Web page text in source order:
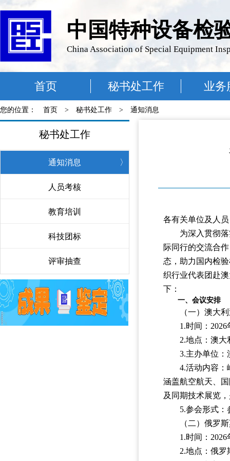
中国特种设备检
China Association of Special Equipment
首页 秘书处工作 业务
您的位置： 首页 > 秘书处工作 > 通知消息
秘书处工作
通知消息 〉
人员考核
教育培训
科技团标
评审抽查
各有关单位及人
为深入贯彻
际同行的交流合
态，助力国内检
织行业代表团赴
下：
一、会议安排
（一）澳大
1.时间：
2.地点：澳
3.主办单位
4.活动内容：
涵盖航空航天、
及同期技术展览
5.参会形式
（二）俄罗
1.时间：
2.地点：俄罗